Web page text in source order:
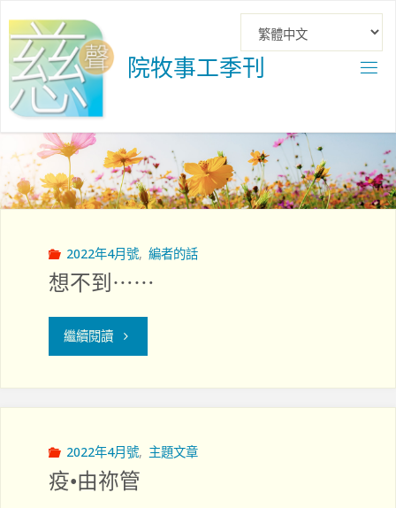
to
content
院牧事工季刊
2022年4月號, 編者的話
想不到⋯⋯
繼續閱讀"想
2022年4月號, 主題文章
疫•由祢管